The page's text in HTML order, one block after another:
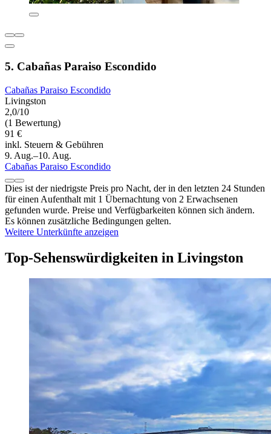
5. Cabañas Paraiso Escondido
Cabañas Paraiso Escondido
Livingston
2,0/10
(1 Bewertung)
91 €
inkl. Steuern & Gebühren
9. Aug.–10. Aug.
Cabañas Paraiso Escondido
Dies ist der niedrigste Preis pro Nacht, der in den letzten 24 Stunden
für einen Aufenthalt mit 1 Übernachtung von 2 Erwachsenen
gefunden wurde. Preise und Verfügbarkeiten können sich ändern.
Es können zusätzliche Bedingungen gelten.
Weitere Unterkünfte anzeigen
Top-Sehenswürdigkeiten in Livingston